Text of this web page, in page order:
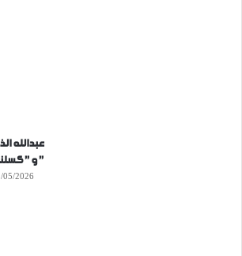
عبدالله
” و ”
05/2026